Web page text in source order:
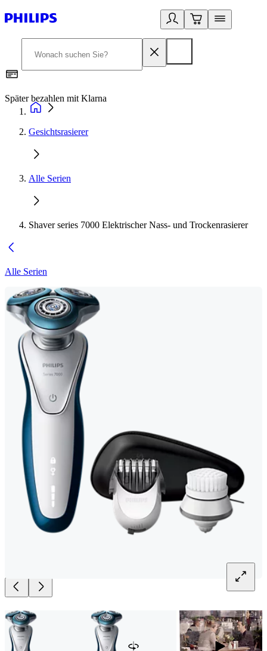
Später bezahlen mit Klarna
Gesichtsrasierer
Alle Serien
Shaver series 7000 Elektrischer Nass- und Trockenrasierer
Alle Serien